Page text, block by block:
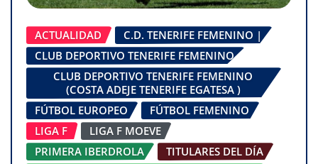
ACTUALIDAD
C.D. TENERIFE FEMENINO |
CLUB DEPORTIVO TENERIFE FEMENINO
CLUB DEPORTIVO TENERIFE FEMENINO
(COSTA ADEJE TENERIFE EGATESA )
FÚTBOL EUROPEO
FÚTBOL FEMENINO
LIGA F
LIGA F MOEVE
PRIMERA IBERDROLA
TITULARES DEL DÍA